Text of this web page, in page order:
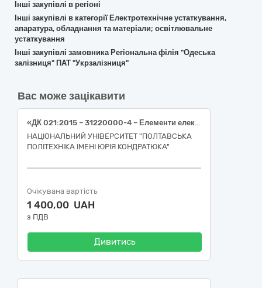
Інші закупівлі в регіоні
Інші закупівлі в категорії Електротехнічне устаткування,
апаратура, обладнання та матеріали; освітлювальне
устаткування
Інші закупівлі замовника Регіональна філія "Одеська
залізниця" ПАТ "Укрзалізниця"
Вас може зацікавити
«ДК 021:2015 – 31220000-4 – Елементи електричних схем (Вилка електрична однофазна з з/к кутова, накладна розетка з з/к подвійна, колодка електрична з з/к на 4 гнізда без вимикача– 31220000-4)»
НАЦІОНАЛЬНИЙ УНІВЕРСИТЕТ "ПОЛТАВСЬКА
ПОЛІТЕХНІКА ІМЕНІ ЮРІЯ КОНДРАТЮКА"
Очікувана вартість
1 400,00 UAH
з ПДВ
Дивитись